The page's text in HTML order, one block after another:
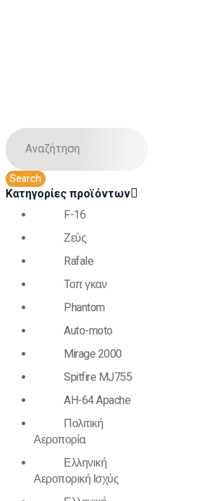
Κατηγορίες προϊόντων
F-16
Ζεύς
Rafale
Τοπ γκαν
Phantom
Auto-moto
Mirage 2000
Spitfire MJ755
AH-64 Apache
Πολιτική
Αεροπορία
Ελληνική
Αεροπορική Ισχύς